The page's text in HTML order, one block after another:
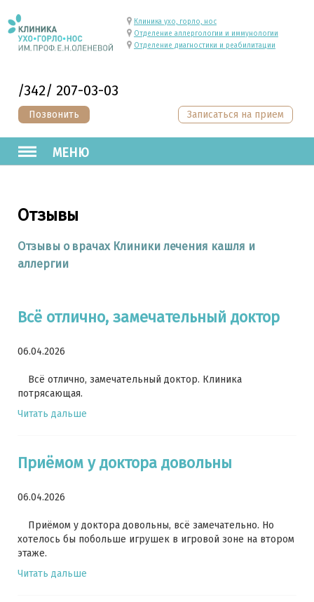
/342/ 207-03-03
Позвонить
Клиника ухо, горло, нос
Отделение аллергологии и иммунологии
Отделение диагностики и реабилитации
МЕНЮ
Записаться на прием
Отзывы
Отзывы о врачах Клиники лечения кашля и
аллергии
Всё отлично, замечательный доктор
06.04.2026
Всё отлично, замечательный доктор. Клиника
потрясающая.
Читать дальше
Приёмом у доктора довольны
06.04.2026
Приёмом у доктора довольны, всё замечательно. Но
хотелось бы побольше игрушек в игровой зоне на втором
этаже.
Читать дальше